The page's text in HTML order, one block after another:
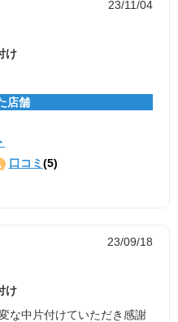
23/11/04
け
店舗
口コミ (5)
23/09/18
け
な中片付けていただき感謝